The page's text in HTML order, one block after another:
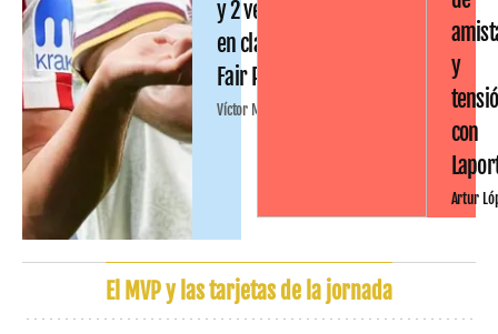
y 2 ventas
en clave
Fair Play
Víctor Malo
y
con
Artur
El MVP y las tarjetas de la jornada